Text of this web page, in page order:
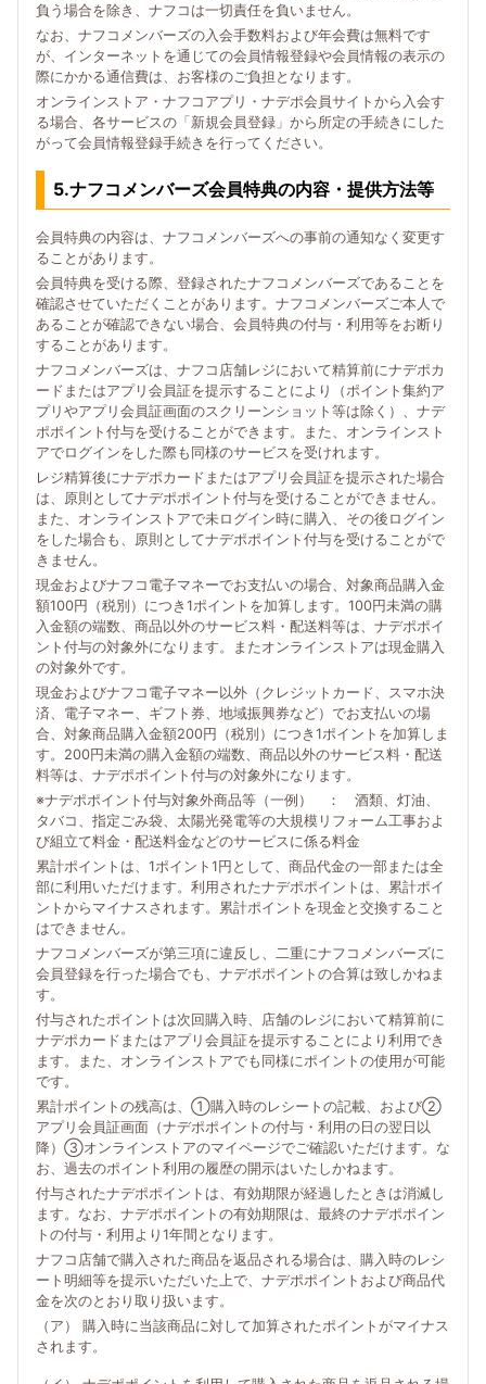
負う場合を除き、ナフコは一切責任を負いません。
なお、ナフコメンバーズの入会手数料および年会費は無料です
が、インターネットを通じての会員情報登録や会員情報の表示の
際にかかる通信費は、お客様のご負担となります。
オンラインストア・ナフコアプリ・ナデポ会員サイトから入会す
る場合、各サービスの「新規会員登録」から所定の手続きにした
がって会員情報登録手続きを行ってください。
5.ナフコメンバーズ会員特典の内容・提供方法等
会員特典の内容は、ナフコメンバーズへの事前の通知なく変更す
ることがあります。
会員特典を受ける際、登録されたナフコメンバーズであることを
確認させていただくことがあります。ナフコメンバーズご本人で
あることが確認できない場合、会員特典の付与・利用等をお断り
することがあります。
ナフコメンバーズは、ナフコ店舗レジにおいて精算前にナデポカ
ードまたはアプリ会員証を提示することにより（ポイント集約ア
プリやアプリ会員証画面のスクリーンショット等は除く）、ナデ
ポポイント付与を受けることができます。また、オンラインスト
アでログインをした際も同様のサービスを受けれます。
レジ精算後にナデポカードまたはアプリ会員証を提示された場合
は、原則としてナデポポイント付与を受けることができません。
また、オンラインストアで未ログイン時に購入、その後ログイン
をした場合も、原則としてナデポポイント付与を受けることがで
きません。
現金およびナフコ電子マネーでお支払いの場合、対象商品購入金
額100円（税別）につき1ポイントを加算します。100円未満の購
入金額の端数、商品以外のサービス料・配送料等は、ナデポポイ
ント付与の対象外になります。またオンラインストアは現金購入
の対象外です。
現金およびナフコ電子マネー以外（クレジットカード、スマホ決
済、電子マネー、ギフト券、地域振興券など）でお支払いの場
合、対象商品購入金額200円（税別）につき1ポイントを加算しま
す。200円未満の購入金額の端数、商品以外のサービス料・配送
料等は、ナデポポイント付与の対象外になります。
※ナデポポイント付与対象外商品等（一例） ： 酒類、灯油、
タバコ、指定ごみ袋、太陽光発電等の大規模リフォーム工事およ
び組立て料金・配送料金などのサービスに係る料金
累計ポイントは、1ポイント1円として、商品代金の一部または全
部に利用いただけます。利用されたナデポポイントは、累計ポイ
ントからマイナスされます。累計ポイントを現金と交換すること
はできません。
ナフコメンバーズが第三項に違反し、二重にナフコメンバーズに
会員登録を行った場合でも、ナデポポイントの合算は致しかねま
す。
付与されたポイントは次回購入時、店舗のレジにおいて精算前に
ナデポカードまたはアプリ会員証を提示することにより利用でき
ます。また、オンラインストアでも同様にポイントの使用が可能
です。
累計ポイントの残高は、①購入時のレシートの記載、および②
アプリ会員証画面（ナデポポイントの付与・利用の日の翌日以
降）③オンラインストアのマイページでご確認いただけます。な
お、過去のポイント利用の履歴の開示はいたしかねます。
付与されたナデポポイントは、有効期限が経過したときは消滅し
ます。なお、ナデポポイントの有効期限は、最終のナデポポイン
トの付与・利用より1年間となります。
ナフコ店舗で購入された商品を返品される場合は、購入時のレシ
ート明細等を提示いただいた上で、ナデポポイントおよび商品代
金を次のとおり取り扱います。
（ア） 購入時に当該商品に対して加算されたポイントがマイナス
されます。